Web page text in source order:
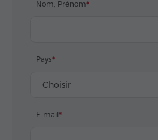
Nom, Prénom
Pays
Choisir
E-mail